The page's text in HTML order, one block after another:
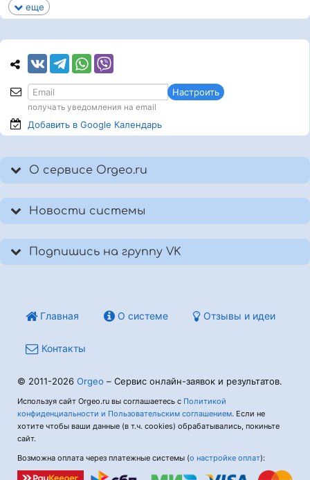
еще
Настроить
получать уведомления на email
Добавить в Google Календарь
О сервисе Orgeo.ru
Новости системы
Подпишись на группу VK
Главная О системе Отзывы и идеи
Контакты
© 2011-2026 Orgeo – Сервис онлайн-заявок и результатов.
Используя сайт Orgeo.ru вы соглашаетесь с Политикой
конфиденциальности и Пользовательским соглашением. Если не
хотите чтобы ваши данные (в т.ч. cookies) обрабатывались, покиньте
сайт.
Возможна оплата через платежные системы (о настройке оплат):